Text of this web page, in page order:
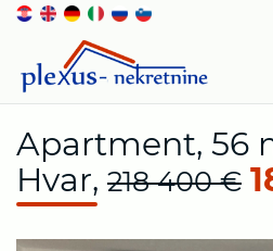
Apartment, 56
Hvar, 218 400 €